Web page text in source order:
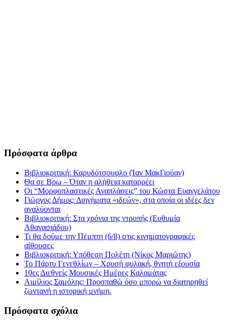
Πρόσφατα άρθρα
Βιβλιοκριτική: Καρυδότσουφλο (Ίαν ΜακΓιούαν)
Θα σε Βρω – Όταν η αλήθεια καταρρέει
Οι “Μορφοπλαστικές Αναπλάσεις” του Κώστα Ευαγγελάτου
Γιώργος Δήμος: Διηγήματα «ιδεών», στα οποία οι ιδέες δεν
αναλύονται
Βιβλιοκριτική: Στα χρόνια της ντροπής (Ευθυμία
Αθανασιάδου)
Τι θα δούμε την Πέμπτη (6/8) στις κινηματογραφικές
αίθουσες
Βιβλιοκριτική: Υπόθεση Πολέτη (Νίκος Μαριώτης)
Το Πάρτυ Γενεθλίων – Χρυσή φυλακή, θνητή εξουσία
10ες Διεθνείς Μουσικές Ημέρες Καλαμάτας
Αιμίλιος Σαμόλης: Προσπαθώ όσο μπορώ να διατηρηθεί
ζωντανή η ιστορική μνήμη.
Πρόσφατα σχόλια